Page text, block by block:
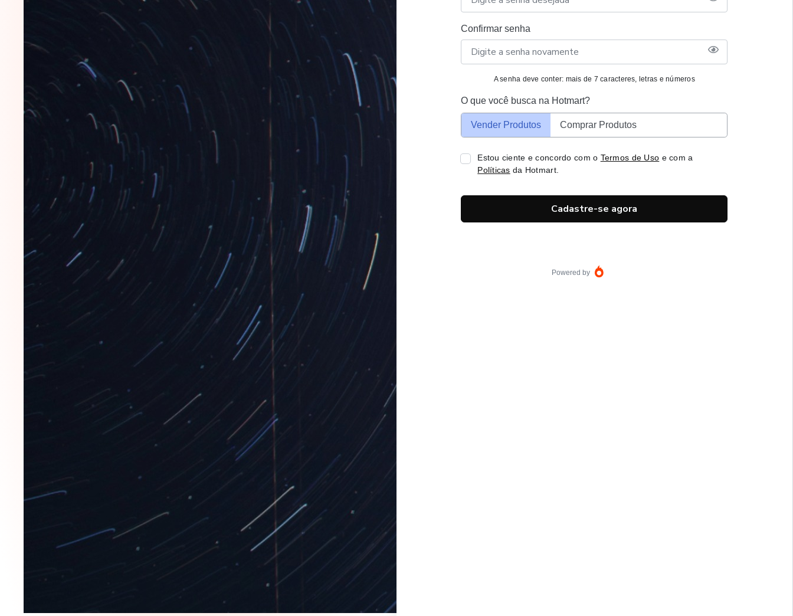
Confirmar senha
A senha deve conter: mais de 7 caracteres, letras e números
O que você busca na Hotmart?
Vender Produtos Comprar Produtos
Estou ciente e concordo com o Termos de Uso e com a
Políticas da Hotmart.
Cadastre-se agora
Powered by